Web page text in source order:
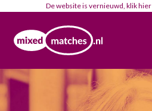
De website is vernieuwd, klikhier